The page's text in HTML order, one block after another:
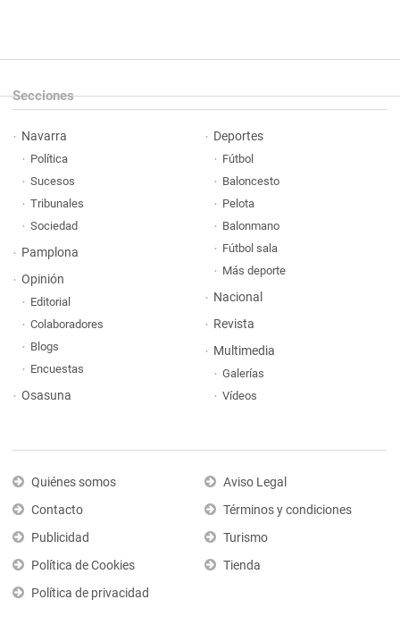
Secciones
Navarra
Política
Sucesos
Tribunales
Sociedad
Pamplona
Opinión
Editorial
Colaboradores
Blogs
Encuestas
Osasuna
Deportes
Fútbol
Baloncesto
Pelota
Balonmano
Fútbol sala
Más deporte
Nacional
Revista
Multimedia
Galerías
Vídeos
Quiénes somos
Contacto
Publicidad
Política de Cookies
Política de privacidad
Aviso Legal
Términos y condiciones
Turismo
Tienda